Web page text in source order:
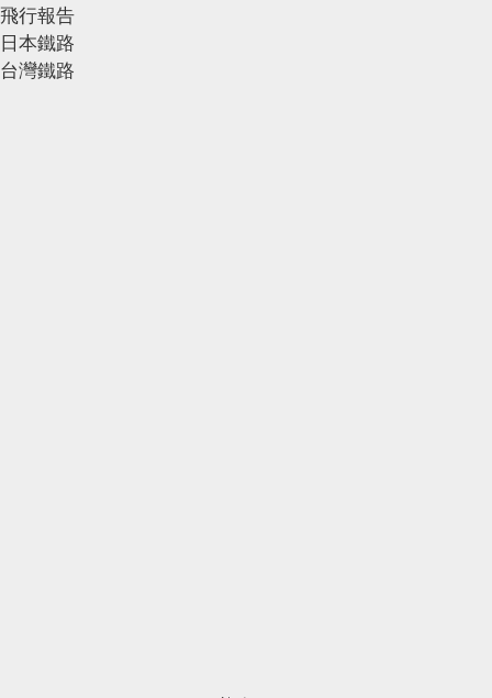
飛行報告
日本鐵路
台灣鐵路